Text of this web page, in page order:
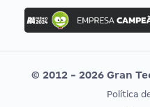
Concurso Ibama
Concurso MPU
Editais publicados
CONCURSOS POR PROFISSÃO
© 2012 - 2026 Gran
Política